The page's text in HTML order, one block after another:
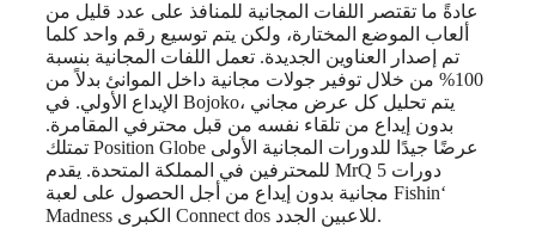
عادةً ما تقتصر اللفات المجانية للمنافذ على عدد قليل من
ألعاب الموضع المختارة، ولكن يتم توسيع رقم واحد كلما
تم إصدار العناوين الجديدة. تعمل اللفات المجانية بنسبة
100% من خلال توفير جولات مجانية داخل الموانئ بدلاً من
الإيداع الأولي. في Bojoko، يتم تحليل كل عرض مجاني
بدون إيداع من تلقاء نفسه من قبل محترفي المقامرة.
تمتلك Position Globe عرضًا جيدًا للدورات المجانية الأولى
للمحترفين في المملكة المتحدة. يقدم MrQ 5 دورات
مجانية بدون إيداع من أجل الحصول على لعبة Fishin‘
Madness الكبرى Connect dos للاعبين الجدد.